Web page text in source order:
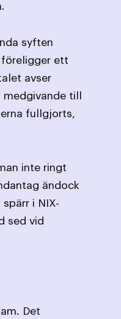
syften
föreligger ett
avser
till
fullgjorts,
inte ringt
ändock
i NIX-
sed vid
Det